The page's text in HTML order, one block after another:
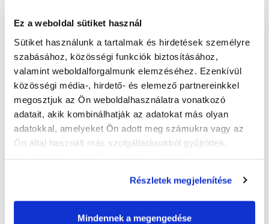
Ez a weboldal sütiket használ
Sütiket használunk a tartalmak és hirdetések személyre
szabásához, közösségi funkciók biztosításához,
valamint weboldalforgalmunk elemzéséhez. Ezenkívül
közösségi média-, hirdető- és elemező partnereinkkel
megosztjuk az Ön weboldalhasználatra vonatkozó
adatait, akik kombinálhatják az adatokat más olyan
adatokkal, amelyeket Ön adott meg számukra vagy az
Ön által használt más szolgáltatásokból gyűjtöttek.
Részletek megjelenítése
Mindennek a megengedése